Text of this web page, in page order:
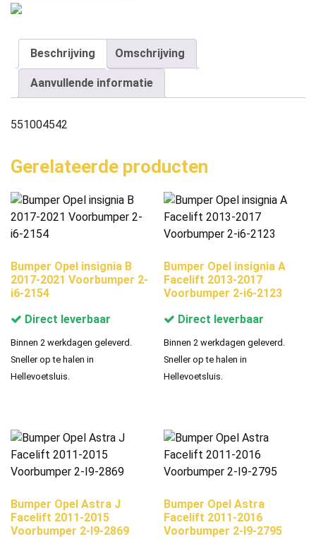
Beschrijving Omschrijving
Aanvullende informatie
551004542
Gerelateerde producten
Bumper Opel insignia B
2017-2021 Voorbumper 2-
i6-2154
Direct leverbaar
Binnen 2 werkdagen geleverd.
Sneller op te halen in
Hellevoetsluis.
Bumper Opel insignia A
Facelift 2013-2017
Voorbumper 2-i6-2123
Direct leverbaar
Binnen 2 werkdagen geleverd.
Sneller op te halen in
Hellevoetsluis.
Bumper Opel Astra J
Facelift 2011-2015
Voorbumper 2-I9-2869
Bumper Opel Astra
Facelift 2011-2016
Voorbumper 2-I9-2795